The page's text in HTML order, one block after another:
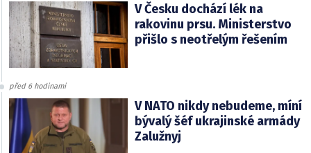
V Česku dochází lék na
rakovinu prsu. Ministerstvo
přišlo s neotřelým řešením
před 6 hodinami
V NATO nikdy nebudeme, míní
bývalý šéf ukrajinské armády
Zalužnyj